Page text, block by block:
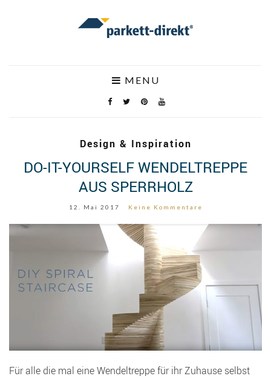
MENU
Design & Inspiration
DO-IT-YOURSELF WENDELTREPPE
AUS SPERRHOLZ
12. Mai 2017 Keine Kommentare
Für alle die mal eine Wendeltreppe für ihr Zuhause selbst